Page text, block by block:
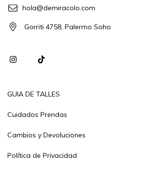
hola@demiracolo.com
Gorriti 4758, Palermo Soho
GUIA DE TALLES
Cuidados Prendas
Cambios y Devoluciones
Política de Privacidad